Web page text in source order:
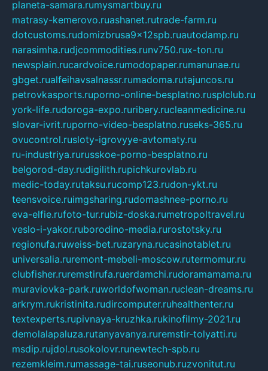
planeta-samara.rumysmartbuy.ru
matrasy-kemerovo.ruashanet.rutrade-farm.ru
dotcustoms.rudomizbrusa9x12spb.ruautodamp.ru
narasimha.rudjcommodities.runv750.rux-ton.ru
newsplain.rucardvoice.rumodopaper.rumanunae.ru
gbget.rualfeihavsalnassr.rumadoma.rutajuncos.ru
petrovkasports.ruporno-online-besplatno.rusplclub.ru
york-life.rudoroga-expo.ruribery.rucleanmedicine.ru
slovar-ivrit.ruporno-video-besplatno.ruseks-365.ru
ovucontrol.rusloty-igrovyye-avtomaty.ru
ru-industriya.rurusskoe-porno-besplatno.ru
belgorod-day.rudigilith.rupichkurovlab.ru
medic-today.rutaksu.rucomp123.rudon-ykt.ru
teensvoice.ruimgsharing.rudomashnee-porno.ru
eva-elfie.rufoto-tur.rubiz-doska.rumetropoltravel.ru
veslo-i-yakor.ruborodino-media.rurostotsky.ru
regionufa.ruweiss-bet.ruzaryna.rucasinotablet.ru
universalia.ruremont-mebeli-moscow.rutermomur.ru
clubfisher.ruremstirufa.ruerdamchi.rudoramamama.ru
muraviovka-park.ruworldofwoman.ruclean-dreams.ru
arkrym.rukristinita.rudircomputer.ruhealthenter.ru
textexperts.rupivnaya-kruzhka.rukinofilmy-2021.ru
demolalapaluza.rutanyavanya.ruremstir-tolyatti.ru
msdip.rujdol.rusokolovr.runewtech-spb.ru
rezemkleim.rumassage-tai.ruseonub.ruzvonitut.ru